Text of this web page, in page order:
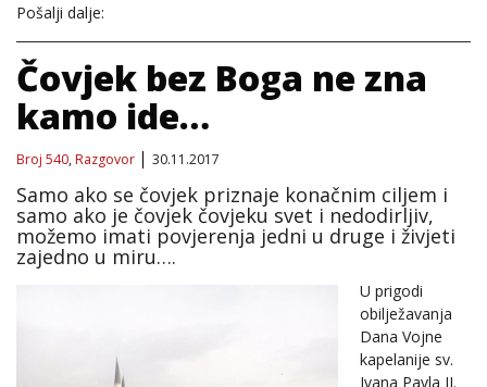
Pošalji dalje:
Čovjek bez Boga ne zna
kamo ide…
Broj 540,Razgovor 30.11.2017
Samo ako se čovjek priznaje konačnim ciljem i
samo ako je čovjek čovjeku svet i nedodirljiv,
možemo imati povjerenja jedni u druge i živjeti
zajedno u miru….
U prigodi
obilježavanja
Dana Vojne
kapelanije sv.
Ivana Pavla II.